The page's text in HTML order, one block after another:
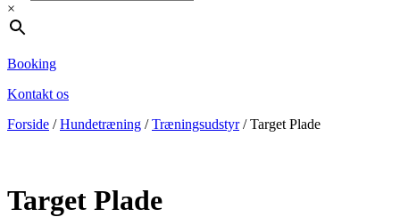
×
Booking
Kontakt os
Forside /Hundetræning /Træningsudstyr/ Target Plade
Target Plade